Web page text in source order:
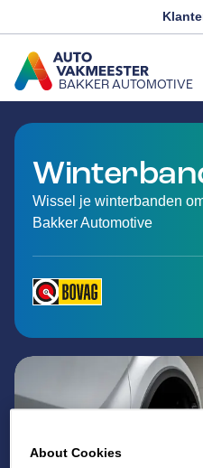
BAKKER AUTOMOTIVE
GA NAAR DE HOMEPAGINA
Wissel je winterbanden
Bakker Automotive
About Cookies